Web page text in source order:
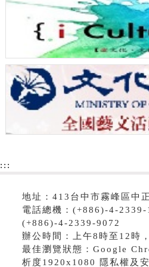
:::
地址：413台中市霧峰區中
電話總機：(+886)-4-2339-
(+886)-4-2339-9072
辦公時間：上午8時至12時
最佳瀏覽狀態：Google
析度1920x1080 隱私權及